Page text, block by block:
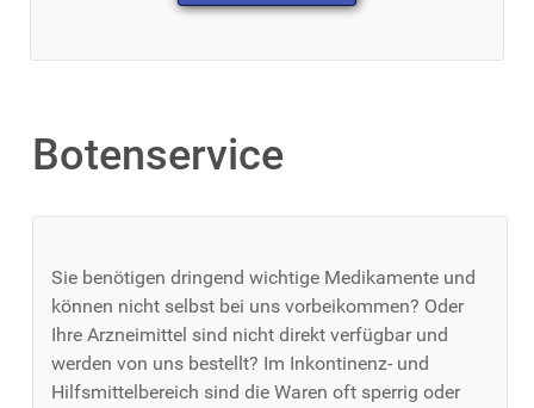
Botenservice
Sie benötigen dringend wichtige Medikamente und
können nicht selbst bei uns vorbeikommen? Oder
Ihre Arzneimittel sind nicht direkt verfügbar und
werden von uns bestellt? Im Inkontinenz- und
Hilfsmittelbereich sind die Waren oft sperrig oder